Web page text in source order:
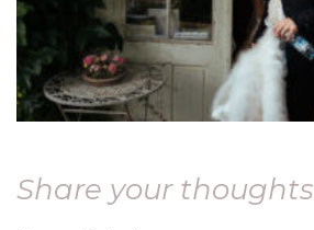
Share your thoughts